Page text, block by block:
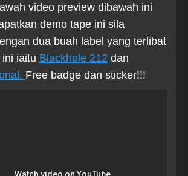
video preview dibawah ini
demo tape ini sila
dua buah label yang terlibat
iaitu Blackhole 212 dan
Free badge dan sticker!!!